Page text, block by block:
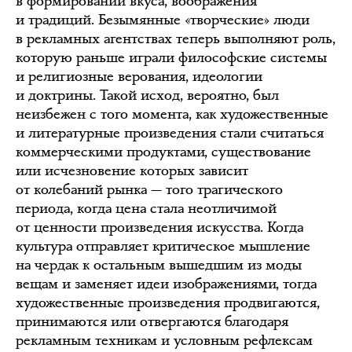
и традиций. Безымянные «творческие» люди
в рекламных агентствах теперь выполняют роль,
которую раньше играли философские системы
и религиозные верования, идеологии
и доктрины. Такой исход, вероятно, был
неизбежен с того момента, как художественные
и литературные произведения стали считаться
коммерческими продуктами, существование
или исчезновение которых зависит
от колебаний рынка — того трагического
периода, когда цена стала неотличимой
от ценности произведения искусства. Когда
культура отправляет критическое мышление
на чердак к остальным вышедшим из моды
вещам и заменяет идеи изображениями, тогда
художественные произведения продвигаются,
принимаются или отвергаются благодаря
рекламным техникам и условным рефлексам